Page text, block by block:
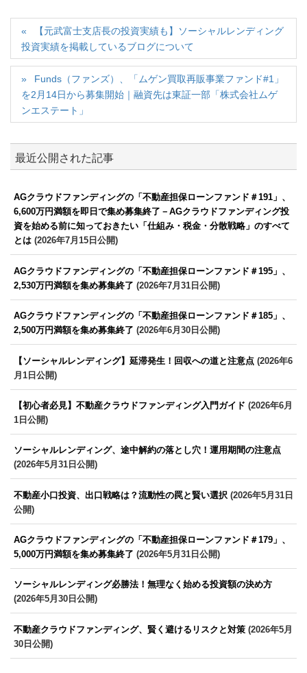
【元武富士支店長の投資実績も】ソーシャルレンディング
投資実績を掲載しているブログについて
Funds（ファンズ）、「ムゲン買取再販事業ファンド#1」
を2月14日から募集開始｜融資先は東証一部「株式会社ムゲ
ンエステート」
最近公開された記事
AGクラウドファンディングの「不動産担保ローンファンド＃191」、
6,600万円満額を即日で集め募集終了－AGクラウドファンディング投
資を始める前に知っておきたい「仕組み・税金・分散戦略」のすべて
とは (2026年7月15日公開)
AGクラウドファンディングの「不動産担保ローンファンド＃195」、
2,530万円満額を集め募集終了 (2026年7月31日公開)
AGクラウドファンディングの「不動産担保ローンファンド＃185」、
2,500万円満額を集め募集終了 (2026年6月30日公開)
【ソーシャルレンディング】延滞発生！回収への道と注意点 (2026年6
月1日公開)
【初心者必見】不動産クラウドファンディング入門ガイド (2026年6月
1日公開)
ソーシャルレンディング、途中解約の落とし穴！運用期間の注意点
(2026年5月31日公開)
不動産小口投資、出口戦略は？流動性の罠と賢い選択 (2026年5月31日
公開)
AGクラウドファンディングの「不動産担保ローンファンド＃179」、
5,000万円満額を集め募集終了 (2026年5月31日公開)
ソーシャルレンディング必勝法！無理なく始める投資額の決め方
(2026年5月30日公開)
不動産クラウドファンディング、賢く避けるリスクと対策 (2026年5月
30日公開)